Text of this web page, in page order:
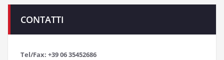
CONTATTI
Tel/Fax: +39 06 35452686